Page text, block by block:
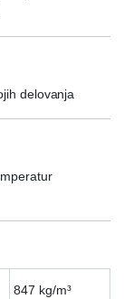
delovanja
847 kg/m³